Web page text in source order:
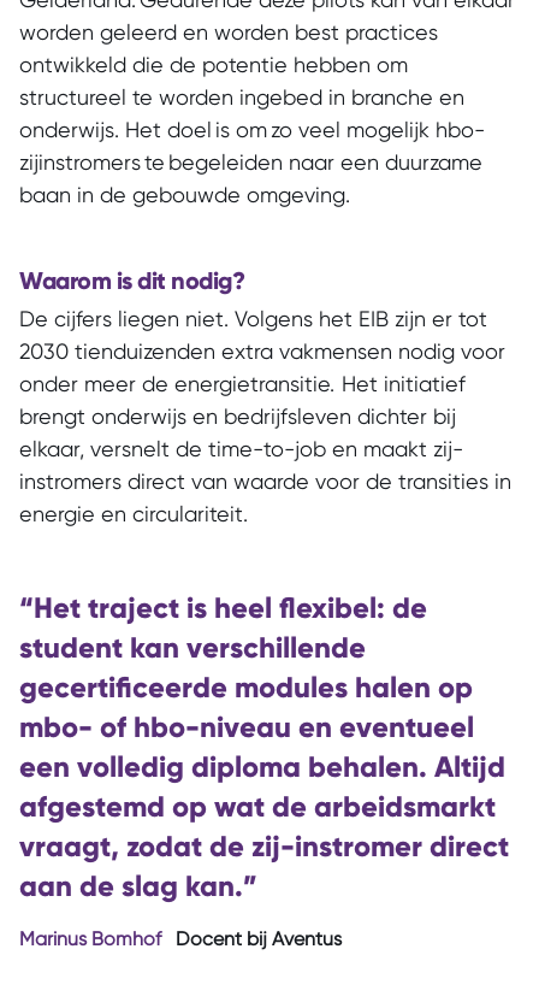
worden geleerd en worden best practices
ontwikkeld die de potentie hebben om
structureel te worden ingebed in branche en
onderwijs. Het doel is om zo veel mogelijk hbo-
zijinstromers te begeleiden naar een duurzame
baan in de gebouwde omgeving.
Waarom is dit nodig?
De cijfers liegen niet. Volgens het EIB zijn er tot
2030 tienduizenden extra vakmensen nodig voor
onder meer de energietransitie. Het initiatief
brengt onderwijs en bedrijfsleven dichter bij
elkaar, versnelt de time-to-job en maakt zij-
instromers direct van waarde voor de transities in
energie en circulariteit.
“Het traject is heel flexibel: de
student kan verschillende
gecertificeerde modules halen op
mbo- of hbo-niveau en eventueel
een volledig diploma behalen. Altijd
afgestemd op wat de arbeidsmarkt
vraagt, zodat de zij-instromer direct
aan de slag kan.”
Marinus Bomhof Docent bij Aventus